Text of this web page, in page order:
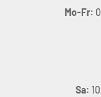
Mo-Fr:
Sa: